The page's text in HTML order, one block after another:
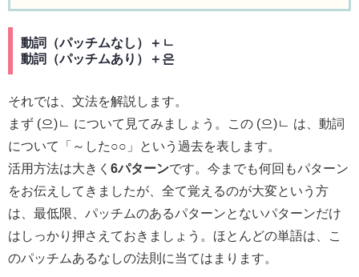
動詞（パッチムなし）＋ㄴ
動詞（パッチムあり）＋은
それでは、文法を解説します。
まず (으)ㄴ について見てみましょう。この (으)ㄴ は、動詞
について「～した○○」という過去を表します。
活用方法は大きく 6パターンです。今までも何回もパターン
をお伝えしてきましたが、全て覚えるのが大変という方
は、最低限、パッチムのあるパターンとないパターンだけ
はしっかり押さえておきましょう。ほとんどの単語は、こ
のパッチムあるなしの法則に当てはまります。